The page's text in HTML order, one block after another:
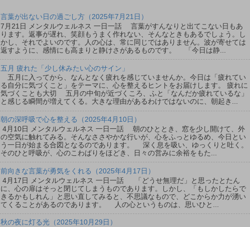
言葉が出ない日の過ごし方（2025年7月21日）
7月21日 メンタルウェルネス 一日一話 言葉がすんなりと出てこない日もあ
ります。返事が遅れ、笑顔もうまく作れない、そんなときもあるでしょう。し
かし、それでよいのです。人の心は、常に同じではありません。波が寄せては
返すように、感情にも高まりと静けさがあるものです。 「今日は静...
五月 疲れた「少し休みたい心のサイン」
五月に入ってから、なんとなく疲れを感じていませんか。今日は「疲れてい
る自分に気づくこと」をテーマに、心を整えるヒントをお届けします。 疲れに
気づくことも大切 五月の中旬が近づくころ、ふと「なんだか疲れているな」
と感じる瞬間が増えてくる。大きな理由があるわけではないのに、朝起き...
朝の深呼吸で心を整える（2025年4月10日）
4月10日 メンタルウェルネス 一日一話 朝のひととき、窓を少し開けて、外
の空気に触れてみる。そんなささやかな行いが、心をふっとゆるめ、今日とい
う一日が始まる合図となるのであります。 深く息を吸い、ゆっくりと吐く。
そのひと呼吸が、心のこわばりをほどき、日々の営みに余裕をもた...
前向きな言葉が勇気をくれる（2025年4月17日）
4月17日 メンタルウェルネス 一日一話 「どうせ無理だ」と思ったとたん
に、心の扉はそっと閉じてしまうものであります。しかし、「もしかしたらで
きるかもしれん」と思い直してみると、不思議なもので、どこからか力が湧い
てくることがあるのであります。 人の心というものは、思いひと...
秋の夜に灯る光（2025年10月29日）